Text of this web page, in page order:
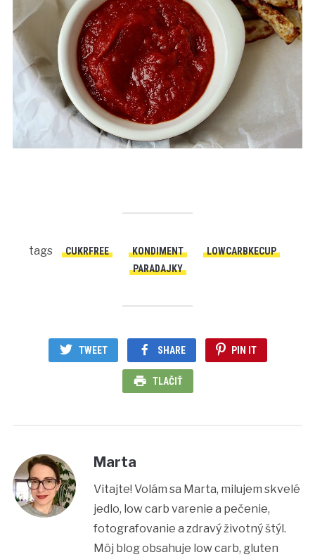
tags CUKRFREE KONDIMENT
LOWCARBKECUP
PARADAJKY
TWEET SHARE PIN IT
TLAČIŤ
Marta
Vitajte! Volám sa Marta, milujem skvelé
jedlo, low carb varenie a pečenie,
fotografovanie a zdravý životný štýl.
Môj blog obsahuje low carb, gluten